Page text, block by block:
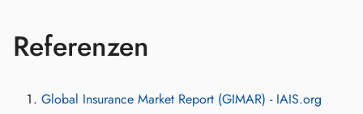
Referenzen
Global Insurance Market Report (GIMAR) - IAIS.org